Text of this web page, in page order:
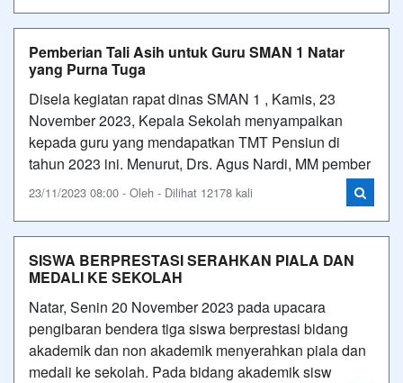
Pemberian Tali Asih untuk Guru SMAN 1 Natar
yang Purna Tuga
Disela kegiatan rapat dinas SMAN 1 , Kamis, 23
November 2023, Kepala Sekolah menyampaikan
kepada guru yang mendapatkan TMT Pensiun di
tahun 2023 ini. Menurut, Drs. Agus Nardi, MM pember
23/11/2023 08:00 - Oleh - Dilihat 12178 kali
SISWA BERPRESTASI SERAHKAN PIALA DAN
MEDALI KE SEKOLAH
Natar, Senin 20 November 2023 pada upacara
pengibaran bendera tiga siswa berprestasi bidang
akademik dan non akademik menyerahkan piala dan
medali ke sekolah. Pada bidang akademik sisw